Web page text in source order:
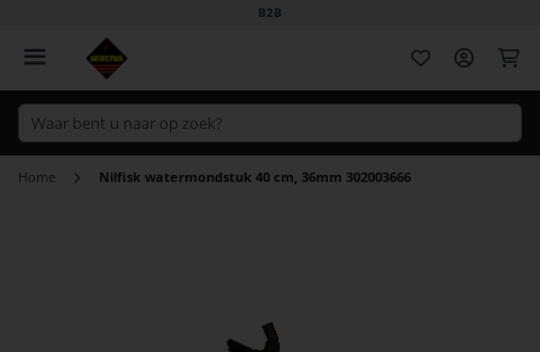
B2B
Home Nilfisk watermondstuk 40 cm, 36mm 302003666